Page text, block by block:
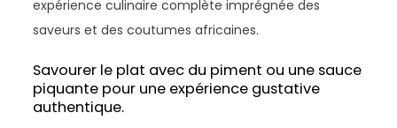
expérience culinaire complète imprégnée des
saveurs et des coutumes africaines.
Savourer le plat avec du piment ou une sauce
piquante pour une expérience gustative
authentique.